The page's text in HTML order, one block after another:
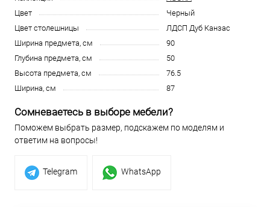
Цвет
Черный
Цвет столешницы
ЛДСП Дуб Канзас
Ширина предмета, см
90
Глубина предмета, см
50
Высота предмета, см
76.5
Ширина, см
87
Сомневаетесь в выборе мебели?
Поможем выбрать размер, подскажем по моделям и
ответим на вопросы!
Telegram WhatsApp